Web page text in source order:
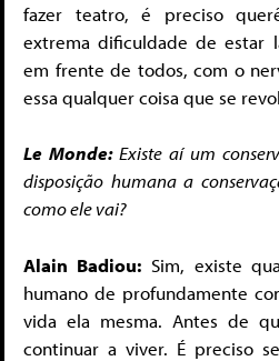
fazer teatro, é preciso
extrema dificuldade de estar
em frente de todos, com o
essa qualquer coisa que se
Le Monde:Existe aí um
disposição humana a
como ele vai?
Alain Badiou:Sim, existe
humano de profundamente
vida ela mesma. Antes de
continuar a viver. É preciso